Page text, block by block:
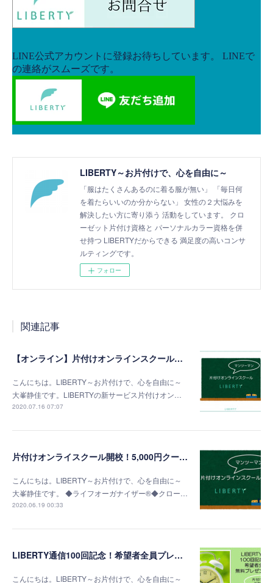
LIBERTY～お片付けで、心を自由に～
「服はたくさんあるのに着る服が無い」 「毎日何
を着たらいいのか分からない」 女性の２大悩みを
解決したい方に寄り添う 活動をしています。 クロ
ーゼット片付け資格と パーソナルカラー資格を併
せ持つ LIBERTYだからできる 満足度の高いコンサ
ルティングです。
フォロー
関連記事
【オンライン】片付けオンラインスクールで、どんどん片付きます！
こんにちは。LIBERTY～お片付けで、心を自由に～
大峯静佳です。LIBERTYの新サービス片付けオン…
2020.07.16 07:07
片付けオンライスクール開校！5,000円クーポンプレゼント！
こんにちは。LIBERTY～お片付けで、心を自由に～
大峯静佳です。 ◆ライフオーガナイザー®◆クロー…
2020.06.19 00:33
LIBERTY通信100回記念！希望者全員プレゼント！
こんにちは。LIBERTY～お片付けで、心を自由に～